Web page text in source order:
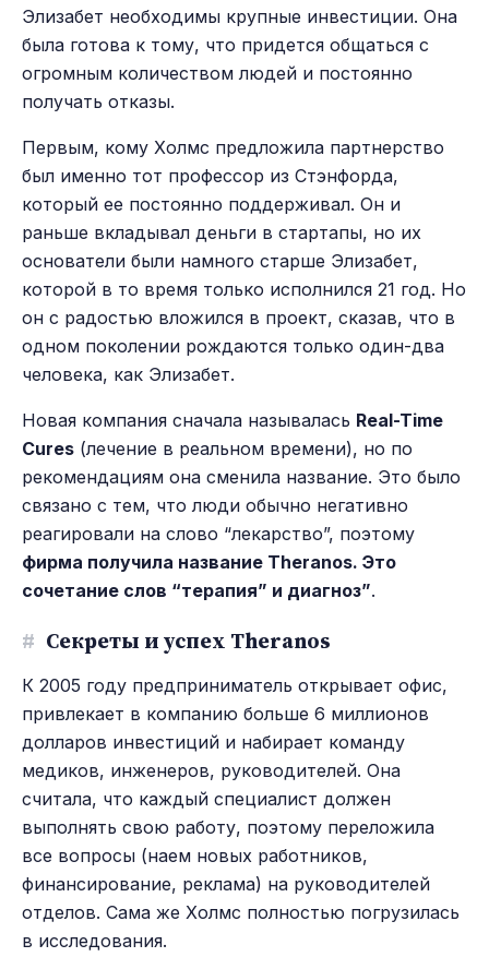
Элизабет необходимы крупные инвестиции. Она
была готова к тому, что придется общаться с
огромным количеством людей и постоянно
получать отказы.
Первым, кому Холмс предложила партнерство
был именно тот профессор из Стэнфорда,
который ее постоянно поддерживал. Он и
раньше вкладывал деньги в стартапы, но их
основатели были намного старше Элизабет,
которой в то время только исполнился 21 год. Но
он с радостью вложился в проект, сказав, что в
одном поколении рождаются только один-два
человека, как Элизабет.
Новая компания сначала называлась Real-Time
Cures (лечение в реальном времени), но по
рекомендациям она сменила название. Это было
связано с тем, что люди обычно негативно
реагировали на слово “лекарство”, поэтому
фирма получила название Theranos. Это
сочетание слов “терапия” и диагноз”.
# Секреты и успех Theranos
К 2005 году предприниматель открывает офис,
привлекает в компанию больше 6 миллионов
долларов инвестиций и набирает команду
медиков, инженеров, руководителей. Она
считала, что каждый специалист должен
выполнять свою работу, поэтому переложила
все вопросы (наем новых работников,
финансирование, реклама) на руководителей
отделов. Сама же Холмс полностью погрузилась
в исследования.